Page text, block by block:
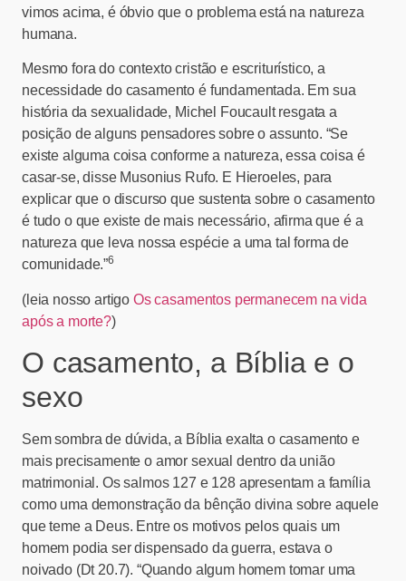
vimos acima, é óbvio que o problema está na natureza
humana.
Mesmo fora do contexto cristão e escriturístico, a
necessidade do casamento é fundamentada. Em sua
história da sexualidade, Michel Foucault resgata a
posição de alguns pensadores sobre o assunto. “Se
existe alguma coisa conforme a natureza, essa coisa é
casar-se, disse Musonius Rufo. E Hieroeles, para
explicar que o discurso que sustenta sobre o casamento
é tudo o que existe de mais necessário, afirma que é a
natureza que leva nossa espécie a uma tal forma de
comunidade.”6
(leia nosso artigo Os casamentos permanecem na vida
após a morte?)
O casamento, a Bíblia e o
sexo
Sem sombra de dúvida, a Bíblia exalta o casamento e
mais precisamente o amor sexual dentro da união
matrimonial. Os salmos 127 e 128 apresentam a família
como uma demonstração da bênção divina sobre aquele
que teme a Deus. Entre os motivos pelos quais um
homem podia ser dispensado da guerra, estava o
noivado (Dt 20.7). “Quando algum homem tomar uma